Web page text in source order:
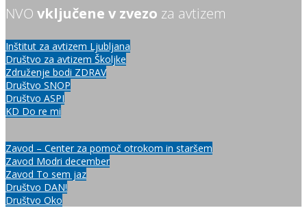
NVO vključene v zvezo za avtizem
Inštitut za avtizem Ljubljana
Društvo za avtizem Školjke
Združenje bodi ZDRAV
Društvo SNOP
Društvo ASPI
KD Do re mi
Zavod – Center za pomoč otrokom in staršem
Zavod Modri december
Zavod To sem jaz
Društvo DAN!
Društvo Oko